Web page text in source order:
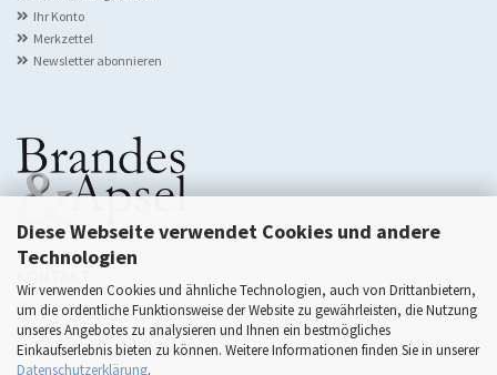
Diese Webseite verwendet Cookies und andere
Technologien
Wir verwenden Cookies und ähnliche Technologien, auch von Drittanbietern,
um die ordentliche Funktionsweise der Website zu gewährleisten, die Nutzung
unseres Angebotes zu analysieren und Ihnen ein bestmögliches
Einkaufserlebnis bieten zu können. Weitere Informationen finden Sie in unserer
Datenschutzerklärung.
Ihr Konto
Merkzettel
Newsletter abonnieren
Brandes & Apsel Verlag GmbH
Scheidswaldstr. 22
D-60385 Frankfurt am Main